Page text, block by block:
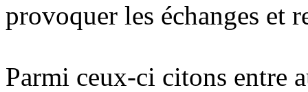
provoquer les échanges et
Parmi ceux-ci citons entre